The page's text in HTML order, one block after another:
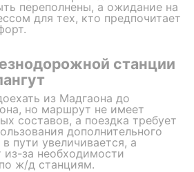
переполнены, а ожидание на
для тех, кто предпочитает
станции
из Мадгаона до
но маршрут не имеет
составов, а поездка требует
дополнительного
пути увеличивается, а
из-за необходимости
ж/д станциям.